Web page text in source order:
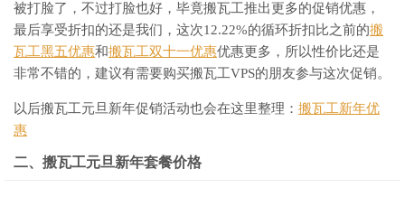
被打脸了，不过打脸也好，毕竟搬瓦工推出更多的促销优惠，
最后享受折扣的还是我们，这次12.22%的循环折扣比之前的搬
瓦工黑五优惠和搬瓦工双十一优惠优惠更多，所以性价比还是
非常不错的，建议有需要购买搬瓦工VPS的朋友参与这次促销。
以后搬瓦工元旦新年促销活动也会在这里整理： 搬瓦工新年优
惠
二、搬瓦工元旦新年套餐价格